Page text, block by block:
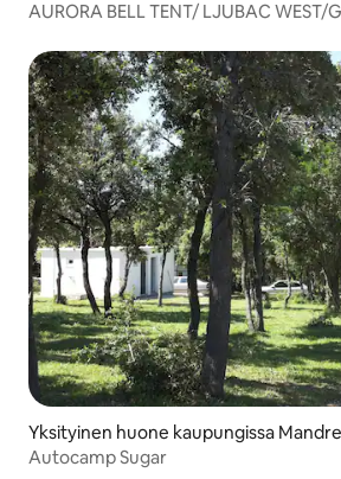
AURORA BELL TENT/ LJUBAC WEST/
Yksityinen huone kaupungissa Mandre
Autocamp Sugar